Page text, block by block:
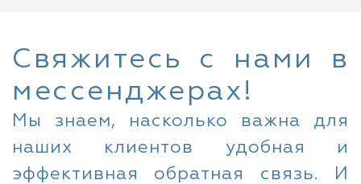
Свяжитесь с нами в
мессенджерах!
Мы знаем, насколько важна для
наших клиентов удобная и
эффективная обратная связь. И